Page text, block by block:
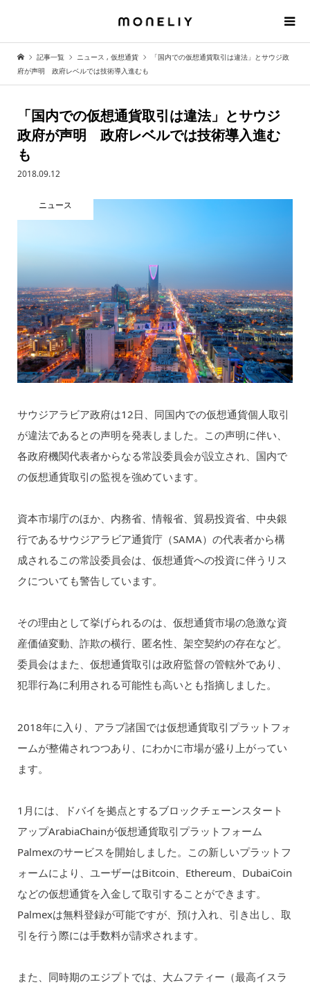
記事一覧 ニュース , 仮想通貨
「国内での仮想通貨取引は違法」とサウジ政
府が声明 政府レベルでは技術導入進むも
「国内での仮想通貨取引は違法」とサウジ
政府が声明 政府レベルでは技術導入進む
も
2018.09.12
ニュース
サウジアラビア政府は12日、同国内での仮想通貨個人取引
が違法であるとの声明を発表しました。この声明に伴い、
各政府機関代表者からなる常設委員会が設立され、国内で
の仮想通貨取引の監視を強めています。
資本市場庁のほか、内務省、情報省、貿易投資省、中央銀
行であるサウジアラビア通貨庁（SAMA）の代表者から構
成されるこの常設委員会は、仮想通貨への投資に伴うリス
クについても警告しています。
その理由として挙げられるのは、仮想通貨市場の急激な資
産価値変動、詐欺の横行、匿名性、架空契約の存在など。
委員会はまた、仮想通貨取引は政府監督の管轄外であり、
犯罪行為に利用される可能性も高いとも指摘しました。
2018年に入り、アラブ諸国では仮想通貨取引プラットフォ
ームが整備されつつあり、にわかに市場が盛り上がってい
ます。
1月には、ドバイを拠点とするブロックチェーンスタート
アップArabiaChainが仮想通貨取引プラットフォーム
Palmexのサービスを開始しました。この新しいプラットフ
ォームにより、ユーザーはBitcoin、Ethereum、DubaiCoin
などの仮想通貨を入金して取引することができます。
Palmexは無料登録が可能ですが、預け入れ、引き出し、取
引を行う際には手数料が請求されます。
また、同時期のエジプトでは、大ムフティー（最高イスラ